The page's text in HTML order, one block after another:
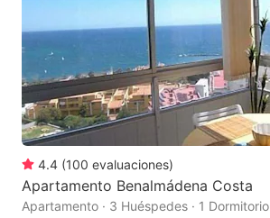
4.4 (100 evaluaciones)
Apartamento Benalmádena Costa
Apartamento · 3 Huéspedes · 1 Dormitorio